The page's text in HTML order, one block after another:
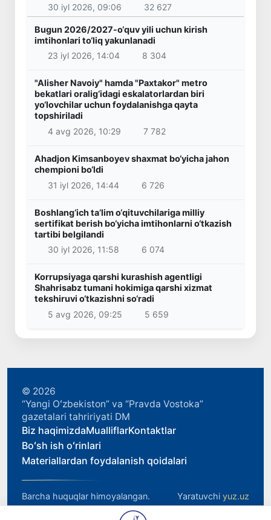
30 iyl 2026, 09:06 32 627
Bugun 2026/2027-o‘quv yili uchun kirish
imtihonlari to‘liq yakunlanadi
23 iyl 2026, 14:04
8 304
"Alisher Navoiy" hamda "Paxtakor" metro
bekatlari oralig‘idagi eskalatorlardan biri
yo‘lovchilar uchun foydalanishga qayta
topshiriladi
4 avg 2026, 10:29
7 782
Ahadjon Kimsanboyev shaxmat bo‘yicha jahon
chempioni bo‘ldi
31 iyl 2026, 14:44
6 726
Boshlang‘ich ta’lim o‘qituvchilariga milliy
sertifikat berish bo‘yicha imtihonlarni o‘tkazish
tartibi belgilandi
30 iyl 2026, 11:58
6 074
Korrupsiyaga qarshi kurashish agentligi
Shahrisabz tumani hokimiga qarshi xizmat
tekshiruvi o‘tkazishni so‘radi
5 avg 2026, 09:25
5 659
© 2026
“Yangi Oʻzbekiston” va “Pravda Vostoka”
gazetalari tahririyati DM
Biz haqimizdaMualliflarKontaktlar
Boʻsh ish oʻrinlari
Materiallardan foydalanish qoidalari
Barcha huquqlar himoyalangan. Yaratuvchi yuz.uz